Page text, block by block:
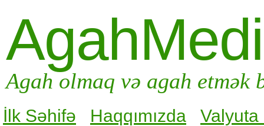
Agah olmaq və agah
İlk Səhifə Haqqımızda
Valyuta